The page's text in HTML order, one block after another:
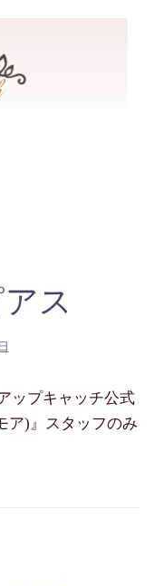
ス
ップキャッチ公式
ア)』スタッフのみ